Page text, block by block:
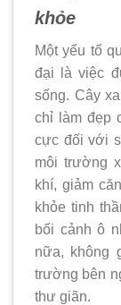
khỏe
Một yếu tố
đại là việc
sống. Cây
chỉ làm đẹp
cực đối với
môi trường
khí, giảm
khỏe tinh
bối cảnh ô
nữa, không
trường bên
thư giãn.